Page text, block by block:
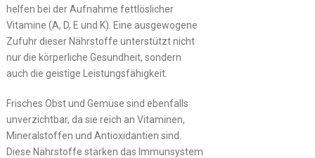
helfen bei der Aufnahme fettlöslicher
Vitamine (A, D, E und K). Eine ausgewogene
Zufuhr dieser Nährstoffe unterstützt nicht
nur die körperliche Gesundheit, sondern
auch die geistige Leistungsfähigkeit.
Frisches Obst und Gemüse sind ebenfalls
unverzichtbar, da sie reich an Vitaminen,
Mineralstoffen und Antioxidantien sind.
Diese Nährstoffe stärken das Immunsystem